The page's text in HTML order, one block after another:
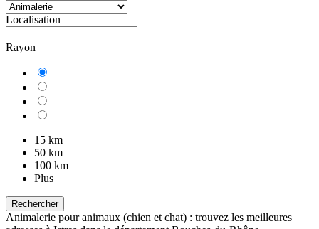
Localisation
Rayon
15 km
50 km
100 km
Plus
Rechercher
Animalerie pour animaux (chien et chat) : trouvez les meilleures